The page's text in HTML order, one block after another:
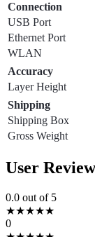
Connection
USB Port
Ethernet Port
WLAN
Accuracy
Layer Height
Shipping
Shipping Box
Gross Weight
User
0.0 out of 5
★★★★★
0